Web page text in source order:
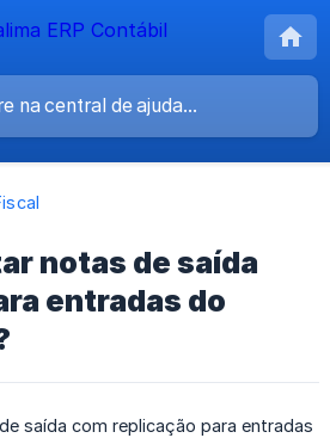
notas de saída
entradas do
saída com replicação para entradas